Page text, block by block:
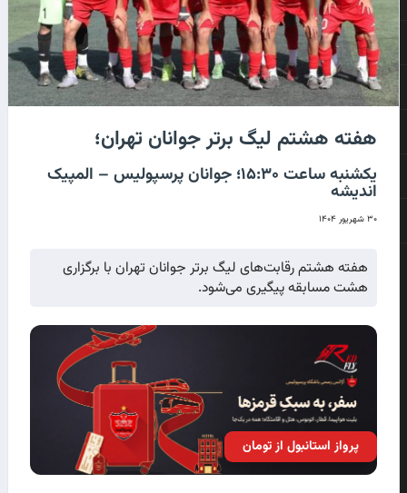
هفته هشتم لیگ برتر جوانان تهران؛
یکشنبه ساعت ۱۵:۳۰؛ جوانان پرسپولیس – المپیک
اندیشه
۳۰ شهریور ۱۴۰۴
هفته هشتم رقابت‌های لیگ برتر جوانان تهران با برگزاری
هشت مسابقه پیگیری می‌شود.
پرواز استانبول از تومان